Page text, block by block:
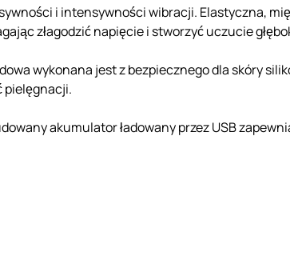
i intensywności wibracji. Elastyczna,
złagodzić napięcie i stworzyć uczucie
wykonana jest z bezpiecznego dla skóry
pielęgnacji.
akumulator ładowany przez USB